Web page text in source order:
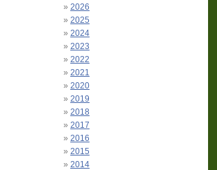
2026
2025
2024
2023
2022
2021
2020
2019
2018
2017
2016
2015
2014